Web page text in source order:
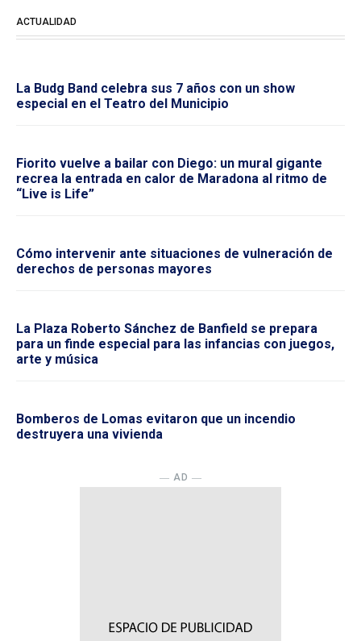
ACTUALIDAD
La Budg Band celebra sus 7 años con un show
especial en el Teatro del Municipio
Fiorito vuelve a bailar con Diego: un mural gigante
recrea la entrada en calor de Maradona al ritmo de
“Live is Life”
Cómo intervenir ante situaciones de vulneración de
derechos de personas mayores
La Plaza Roberto Sánchez de Banfield se prepara
para un finde especial para las infancias con juegos,
arte y música
Bomberos de Lomas evitaron que un incendio
destruyera una vivienda
― AD ―